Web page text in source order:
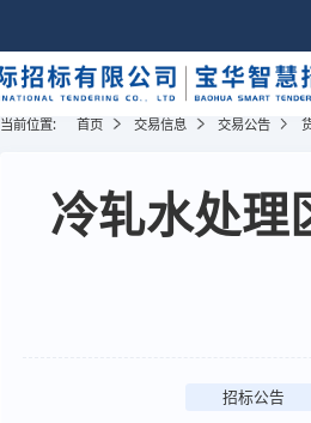
当前位置: 首页 交易信息 交易公告
冷轧水处理
招标公告